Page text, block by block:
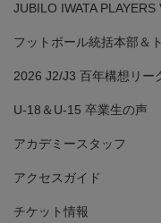
JUBILO IWATA
フットボール統括本部＆
2026 J2/J3 百年構想リー
U-18＆U-15 卒業生の声
アカデミースタッフ
アクセスガイド
チケット情報